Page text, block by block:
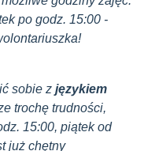
po godz. 15:00 -
sobie z językiem
trochę trudności,
15:00, piątek od
już chętny